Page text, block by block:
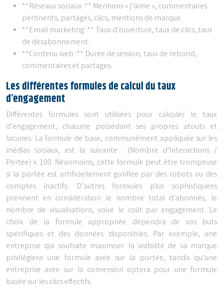
**Réseaux sociaux :** Mentions « j’aime », commentaires
pertinents, partages, clics, mentions de marque.
**Email marketing :** Taux d’ouverture, taux de clics, taux
de désabonnement.
**Contenu web :** Durée de session, taux de rebond,
commentaires et partages.
Les différentes formules de calcul du taux
d’engagement
Différentes formules sont utilisées pour calculer le taux
d’engagement, chacune possédant ses propres atouts et
lacunes. La formule de base, communément appliquée sur les
médias sociaux, est la suivante : (Nombre d’Interactions /
Portée) x 100. Néanmoins, cette formule peut être trompeuse
si la portée est artificiellement gonflée par des robots ou des
comptes inactifs. D’autres formules plus sophistiquées
prennent en considération le nombre total d’abonnés, le
nombre de visualisations, voire le coût par engagement. Le
choix de la formule appropriée dépendra de vos buts
spécifiques et des données disponibles. Par exemple, une
entreprise qui souhaite maximiser la visibilité de sa marque
privilégiera une formule axée sur la portée, tandis qu’une
entreprise axée sur la conversion optera pour une formule
basée sur les clics effectifs.